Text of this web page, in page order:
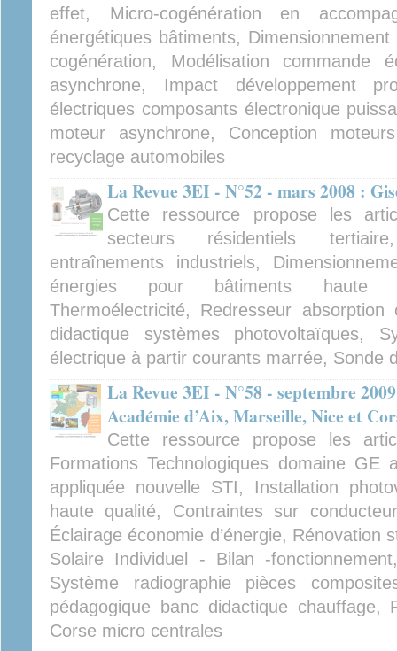
effet, Micro-cogénération en
énergétiques bâtiments,
cogénération, Modélisation commande
asynchrone, Impact développement
électriques composants électronique
moteur asynchrone, Conception
recyclage automobiles
La Revue 3EI - N°52 - mars 2008 :
Cette ressource propose les
secteurs résidentiels
entraînements industriels,
énergies pour bâtiments haute
Thermoélectricité, Redresseur
didactique systèmes photovoltaïques,
électrique à partir courants marrée, Sonde
La Revue 3EI - N°58 - septembre
Académie d’Aix, Marseille, Nice et
Cette ressource propose les
Formations Technologiques domaine GE
appliquée nouvelle STI, Installation
haute qualité, Contraintes sur
Éclairage économie d’énergie, Rénovation
Solaire Individuel - Bilan -
Système radiographie pièces
pédagogique banc didactique chauffage,
Corse micro centrales